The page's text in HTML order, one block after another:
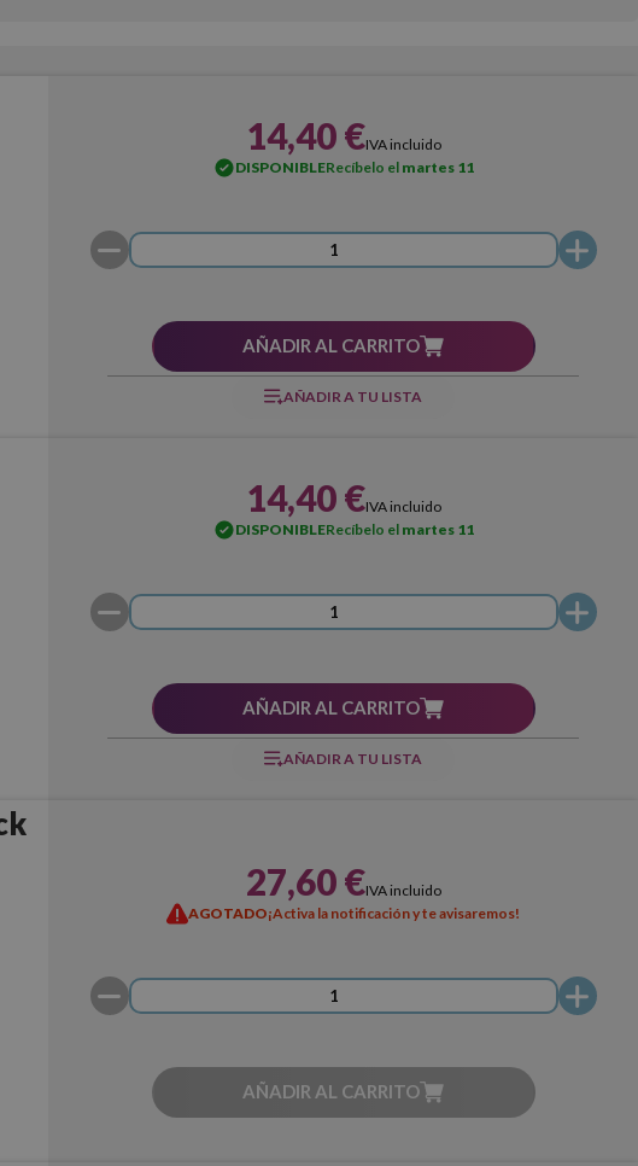
14,40 €IVA incluido
DISPONIBLERecíbelo el martes 11
AÑADIR AL CARRITO
AÑADIR A TU LISTA
14,40 €IVA incluido
DISPONIBLERecíbelo el martes 11
AÑADIR AL CARRITO
AÑADIR A TU LISTA
27,60 €IVA incluido
AGOTADO¡Activa la notificación y te avisaremos!
AÑADIR AL CARRITO